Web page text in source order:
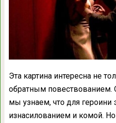
Эта картина интересна не
обратным повествованием.
мы узнаем, что для героини
изнасилованием и комой.